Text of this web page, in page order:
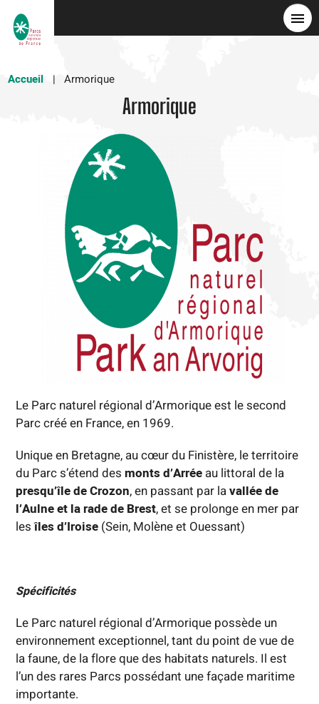
Accueil
Armorique
Armorique
Le Parc naturel régional d’Armorique est le second
Parc créé en France, en 1969.
Unique en Bretagne, au cœur du Finistère, le territoire
du Parc s’étend des monts d’Arréeau littoral de la
presqu’île de Crozon, en passant par lavallée de
l’Aulneet la rade de Brest, et se prolonge en mer par
lesîles d’Iroise(Sein, Molène et Ouessant)
Spécificités
Le Parc naturel régional d’Armorique possède un
environnement exceptionnel, tant du point de vue de
la faune, de la flore que des habitats naturels. Il est
l’un des rares Parcs possédant une façade maritime
importante.